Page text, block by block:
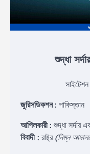
শুদ্ধা
জুরিসডিকশন: পাকিস্তান
আপিলকারী: শুদ্ধা সর্দার
বিবাদী : রাষ্ট্র (নিম্ন